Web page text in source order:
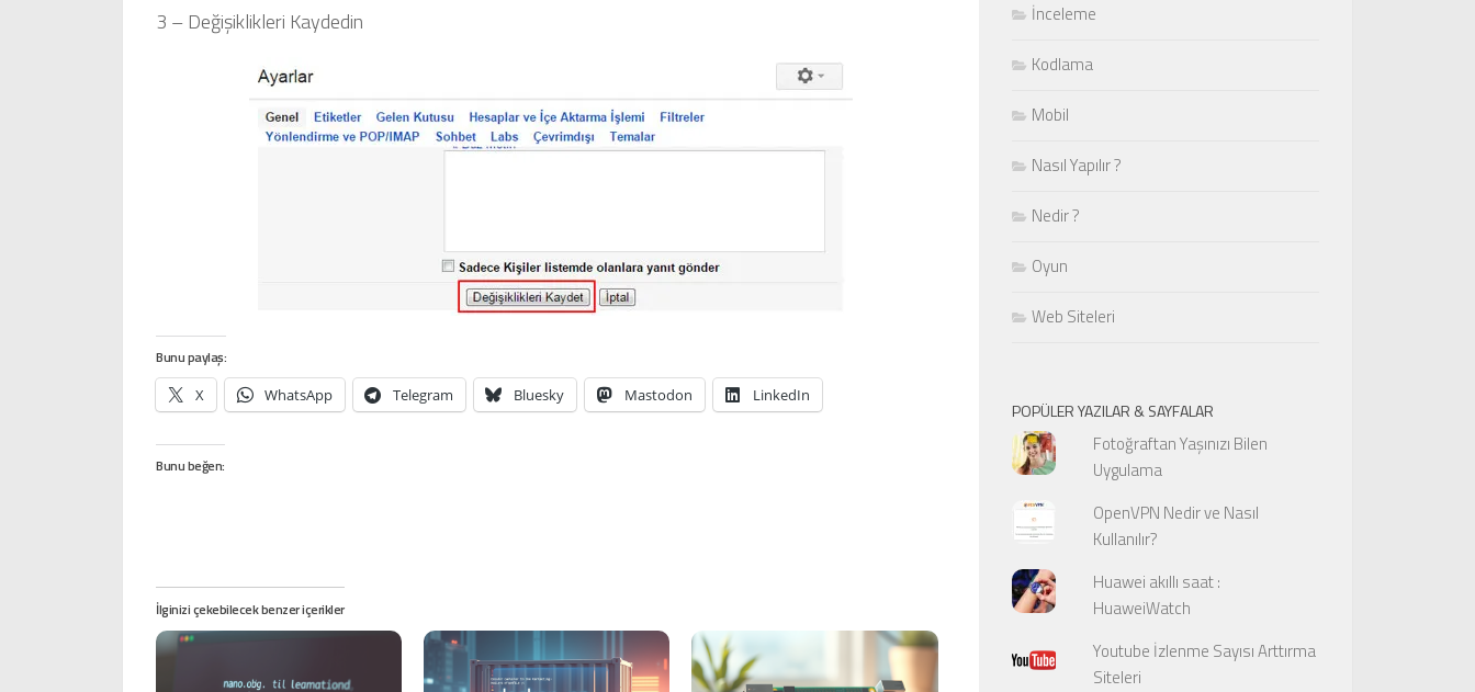
3 – Değişiklikleri Kaydedin
Bunu paylaş:
X WhatsApp Telegram Bluesky Mastodon LinkedIn
Bunu beğen:
İlginizi çekebilecek benzer içerikler
İnceleme
Kodlama
Mobil
Nasıl Yapılır ?
Nedir ?
Oyun
Web Siteleri
POPÜLER YAZILAR & SAYFALAR
Fotoğraftan Yaşınızı Bilen
Uygulama
OpenVPN Nedir ve Nasıl
Kullanılır?
Huawei akıllı saat :
HuaweiWatch
Youtube İzlenme Sayısı Arttırma
Siteleri